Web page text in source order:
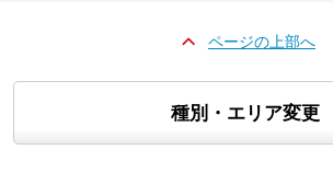
ページの上部へ
種別・エリア変更